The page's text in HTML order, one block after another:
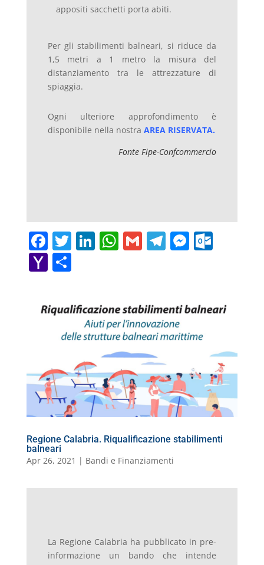
appositi sacchetti porta abiti.
Per gli stabilimenti balneari, si riduce da
1,5 metri a 1 metro la misura del
distanziamento tra le attrezzature di
spiaggia.
Ogni ulteriore approfondimento è
disponibile nella nostra AREA RISERVATA.
Fonte Fipe-Confcommercio
F
a
c
b
k
T
w
itt
Li
dI
n
W
A
p
p
G T
a
m
M
n
g
O
k.
o
m
Y
h
o
ai
l
C
n
di
vi
di
Regione Calabria. Riqualificazione stabilimenti
balneari
Apr 26, 2021 | Bandi e Finanziamenti
La Regione Calabria ha pubblicato in pre-
informazione un bando che intende